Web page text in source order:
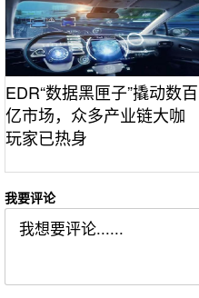
EDR“数据黑匣子”撬动数百
亿市场，众多产业链大咖
玩家已热身
我要评论